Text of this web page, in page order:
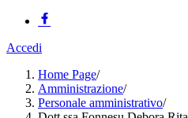
Accedi
Home Page/
Amministrazione/
Personale amministrativo/